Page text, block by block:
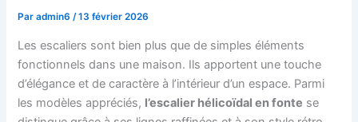
Paradmin6/13 février 2026
Les escaliers sont bien plus que de simples éléments
fonctionnels dans une maison. Ils apportent une touche
d’élégance et de caractère à l’intérieur d’un espace. Parmi
les modèles appréciés, l’escalier hélicoïdal en fonte se